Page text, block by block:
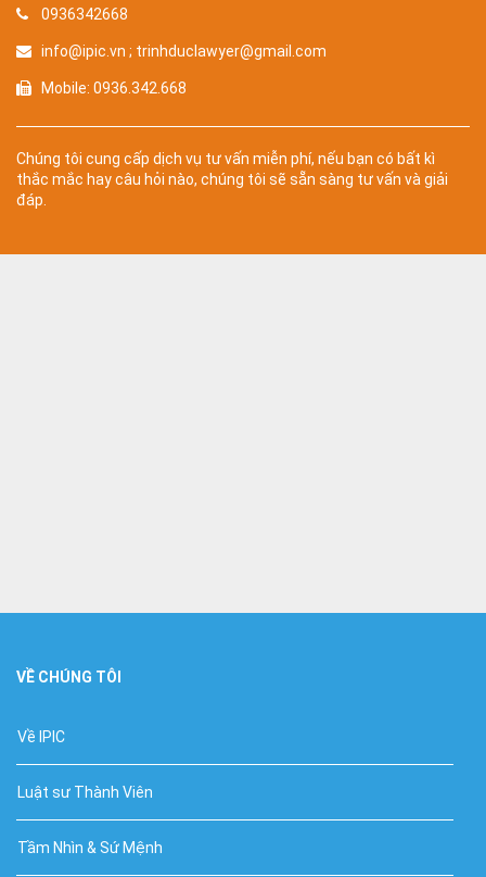
0936342668
info@ipic.vn ; trinhduclawyer@gmail.com
Mobile: 0936.342.668
Chúng tôi cung cấp dịch vụ tư vấn miễn phí, nếu bạn có bất kì
thắc mắc hay câu hỏi nào, chúng tôi sẽ sẵn sàng tư vấn và giải
đáp.
VỀ CHÚNG TÔI
Về IPIC
Luật sư Thành Viên
Tầm Nhìn & Sứ Mệnh